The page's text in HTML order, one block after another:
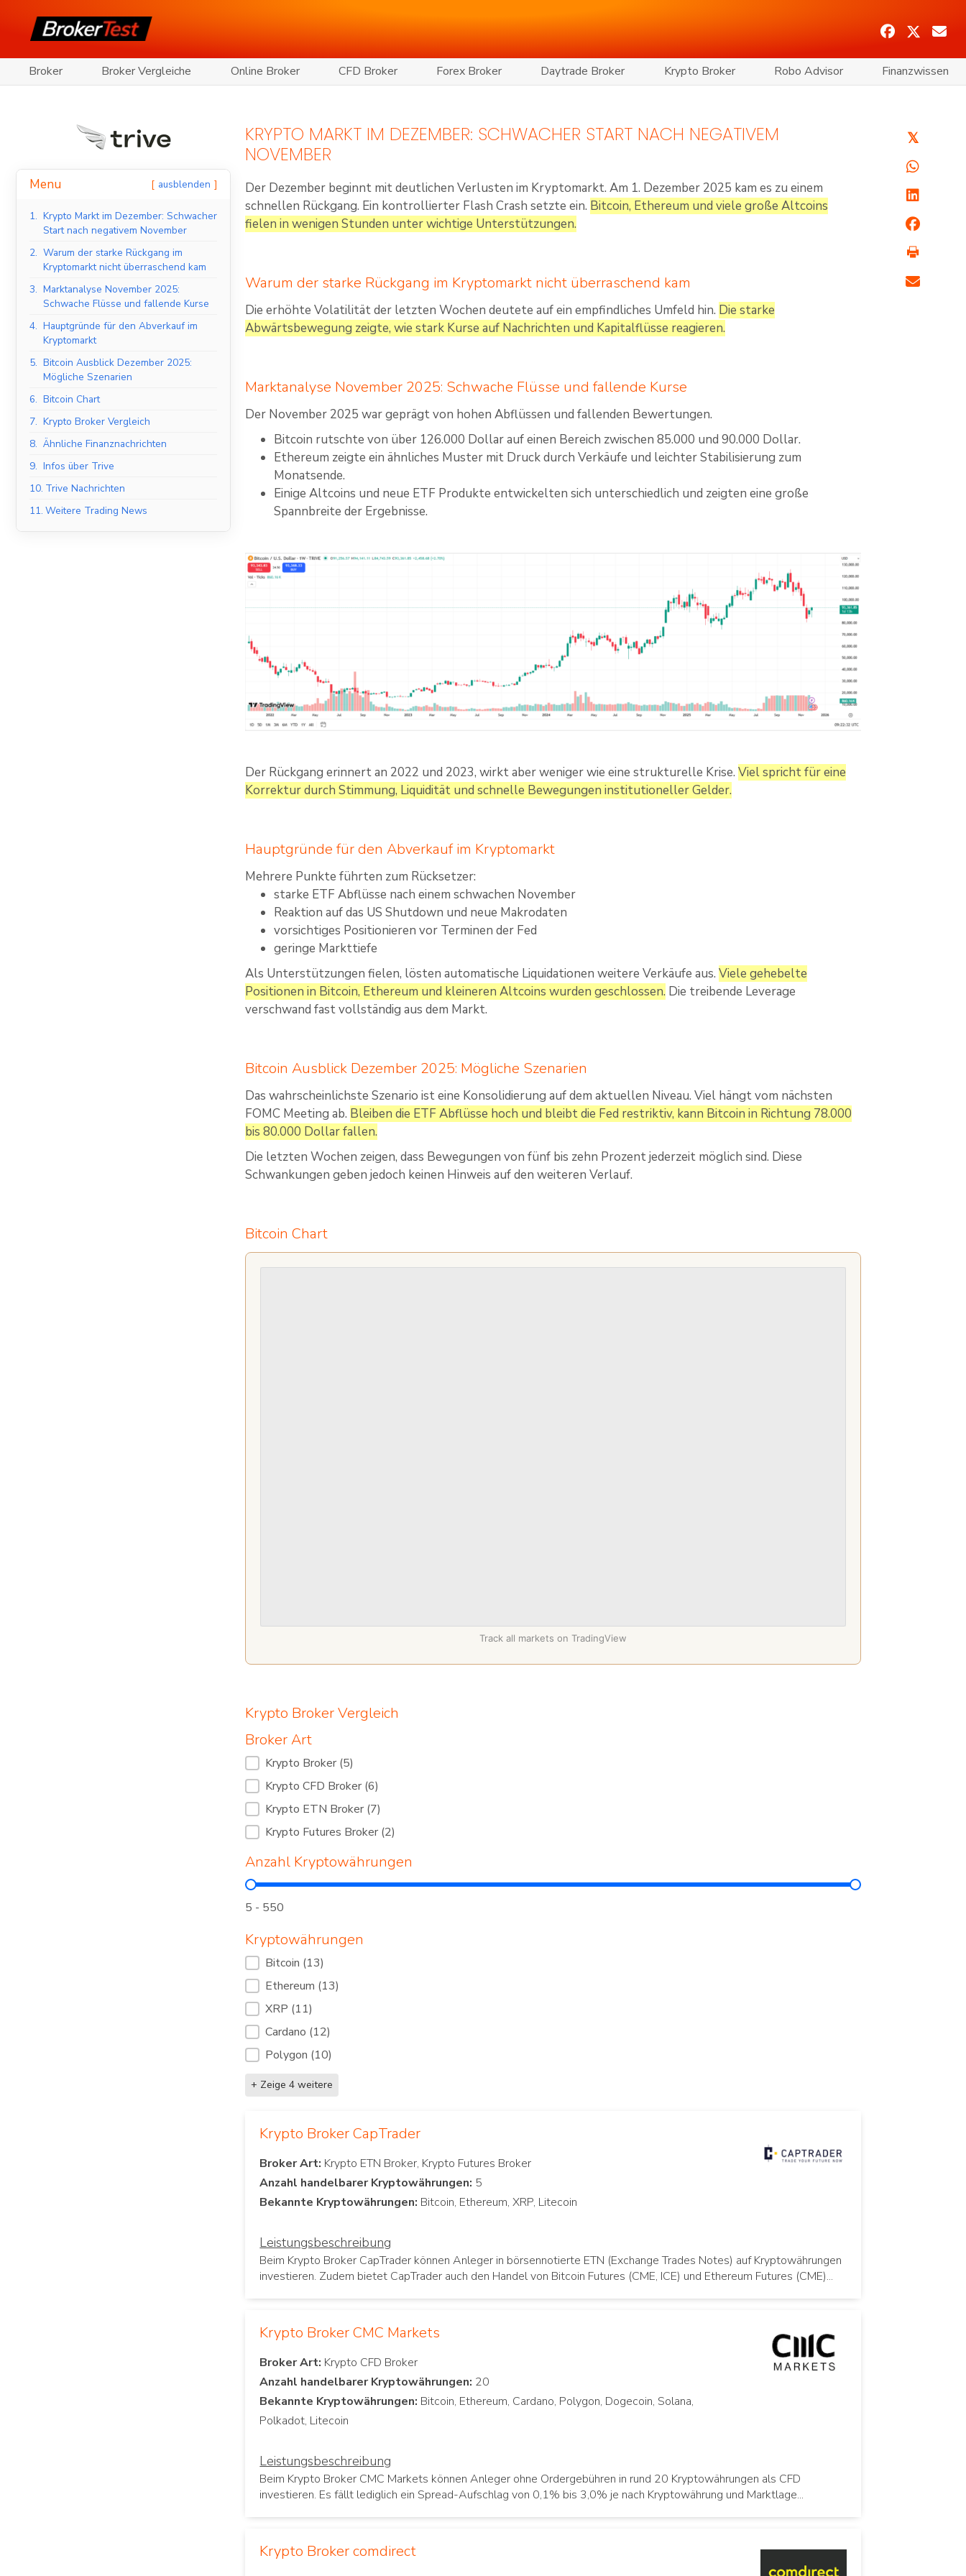
Broker Broker Vergleiche Online Broker CFD Broker Forex Broker Daytrade Broker Krypto Broker Robo Advisor Finanzwissen
Menu ausblenden
1. Krypto Markt im Dezember: Schwacher
Start nach negativem November
2. Warum der starke Rückgang im
Kryptomarkt nicht überraschend kam
3. Marktanalyse November 2025:
Schwache Flüsse und fallende Kurse
4. Hauptgründe für den Abverkauf im
Kryptomarkt
5. Bitcoin Ausblick Dezember 2025:
Mögliche Szenarien
6. Bitcoin Chart
7. Krypto Broker Vergleich
8. Ähnliche Finanznachrichten
9. Infos über Trive
10. Trive Nachrichten
11. Weitere Trading News
KRYPTO MARKT IM DEZEMBER: SCHWACHER START NACH NEGATIVEM
NOVEMBER
Der Dezember beginnt mit deutlichen Verlusten im Kryptomarkt. Am 1. Dezember 2025 kam es zu einem
schnellen Rückgang. Ein kontrollierter Flash Crash setzte ein. Bitcoin, Ethereum und viele große Altcoins
fielen in wenigen Stunden unter wichtige Unterstützungen.
Warum der starke Rückgang im Kryptomarkt nicht überraschend kam
Die erhöhte Volatilität der letzten Wochen deutete auf ein empfindliches Umfeld hin. Die starke
Abwärtsbewegung zeigte, wie stark Kurse auf Nachrichten und Kapitalflüsse reagieren.
Marktanalyse November 2025: Schwache Flüsse und fallende Kurse
Der November 2025 war geprägt von hohen Abflüssen und fallenden Bewertungen.
Bitcoin rutschte von über 126.000 Dollar auf einen Bereich zwischen 85.000 und 90.000 Dollar.
Ethereum zeigte ein ähnliches Muster mit Druck durch Verkäufe und leichter Stabilisierung zum
Monatsende.
Einige Altcoins und neue ETF Produkte entwickelten sich unterschiedlich und zeigten eine große
Spannbreite der Ergebnisse.
Der Rückgang erinnert an 2022 und 2023, wirkt aber weniger wie eine strukturelle Krise.Viel spricht für eine
Korrektur durch Stimmung, Liquidität und schnelle Bewegungen institutioneller Gelder.
Hauptgründe für den Abverkauf im Kryptomarkt
Mehrere Punkte führten zum Rücksetzer:
starke ETF Abflüsse nach einem schwachen November
Reaktion auf das US Shutdown und neue Makrodaten
vorsichtiges Positionieren vor Terminen der Fed
geringe Markttiefe
Als Unterstützungen fielen, lösten automatische Liquidationen weitere Verkäufe aus.Viele gehebelte
Positionen in Bitcoin, Ethereum und kleineren Altcoins wurden geschlossen. Die treibende Leverage
verschwand fast vollständig aus dem Markt.
Bitcoin Ausblick Dezember 2025: Mögliche Szenarien
Das wahrscheinlichste Szenario ist eine Konsolidierung auf dem aktuellen Niveau. Viel hängt vom nächsten
FOMC Meeting ab. Bleiben die ETF Abflüsse hoch und bleibt die Fed restriktiv, kann Bitcoin in Richtung 78.000
bis 80.000 Dollar fallen.
Die letzten Wochen zeigen, dass Bewegungen von fünf bis zehn Prozent jederzeit möglich sind. Diese
Schwankungen geben jedoch keinen Hinweis auf den weiteren Verlauf.
Bitcoin Chart
Track all markets on TradingView
Krypto Broker Vergleich
Broker Art
Broker Art
Krypto Broker (5)
Krypto CFD Broker (6)
Krypto ETN Broker (7)
Krypto Futures Broker (2)
Anzahl Kryptowährungen
Anzahl Kryptowährungen
5 - 550
Kryptowährungen
Kryptowährungen
Bitcoin (13)
Ethereum (13)
XRP (11)
Cardano (12)
Polygon (10)
+ Zeige 4 weitere
Krypto Broker CapTrader
Broker Art:
Anzahl handelbarer Kryptowährungen:
Bekannte Kryptowährungen:
Leistungsbeschreibung
Beim Krypto Broker CapTrader können Anleger in börsennotierte ETN (Exchange Trades Notes) auf Kryptowährungen
investieren. Zudem bietet CapTrader auch den Handel von Bitcoin Futures (CME, ICE) und Ethereum Futures (CME)...
Krypto Broker CMC Markets
Broker Art:
Anzahl handelbarer Kryptowährungen:
Bekannte Kryptowährungen: Bitcoin, Ethereum, Cardano, Polygon, Dogecoin, Solana,
Leistungsbeschreibung
Beim Krypto Broker CMC Markets können Anleger ohne Ordergebühren in rund 20 Kryptowährungen als CFD
investieren. Es fällt lediglich ein Spread-Aufschlag von 0,1% bis 3,0% je nach Kryptowährung und Marktlage...
Krypto Broker comdirect
𝕏